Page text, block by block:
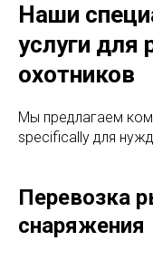
Наши
услуги для
охотников
Мы предлагаем
specifically для
Перевозка
снаряжения